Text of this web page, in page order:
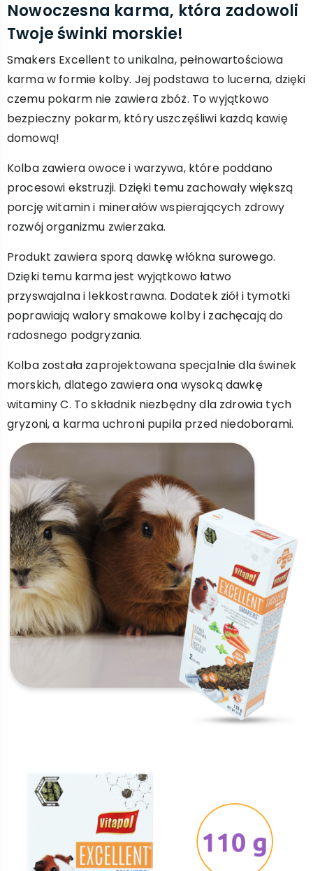
Nowoczesna karma, która zadowoli
Twoje świnki morskie!
Smakers Excellent to unikalna, pełnowartościowa
karma w formie kolby. Jej podstawa to lucerna, dzięki
czemu pokarm nie zawiera zbóż. To wyjątkowo
bezpieczny pokarm, który uszczęśliwi każdą kawię
domową!
Kolba zawiera owoce i warzywa, które poddano
procesowi ekstruzji. Dzięki temu zachowały większą
porcję witamin i minerałów wspierających zdrowy
rozwój organizmu zwierzaka.
Produkt zawiera sporą dawkę włókna surowego.
Dzięki temu karma jest wyjątkowo łatwo
przyswajalna i lekkostrawna. Dodatek ziół i tymotki
poprawiają walory smakowe kolby i zachęcają do
radosnego podgryzania.
Kolba została zaprojektowana specjalnie dla świnek
morskich, dlatego zawiera ona wysoką dawkę
witaminy C. To składnik niezbędny dla zdrowia tych
gryzoni, a karma uchroni pupila przed niedoborami.